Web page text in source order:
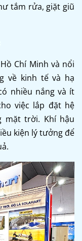
tắm rửa, giặt giũ
Chí Minh và nổi
về kinh tế và hạ
nhiều nắng và ít
việc lắp đặt hệ
mặt trời. Khí hậu
kiện lý tưởng để